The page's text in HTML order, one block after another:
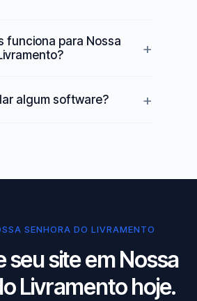
funciona para Nossa
algum software?
SENHORA DO LIVRAMENTO
seu site em Nossa
Livramento hoje.